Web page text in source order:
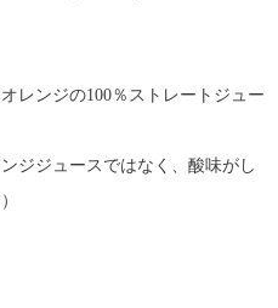
レンジの100％ストレートジュー
ジジュースではなく、酸味がし